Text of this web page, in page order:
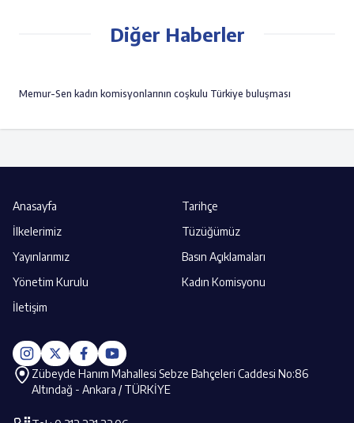
Diğer Haberler
Memur-Sen kadın komisyonlarının coşkulu Türkiye buluşması
Anasayfa
Tarihçe
İlkelerimiz
Tüzüğümüz
Yayınlarımız
Basın Açıklamaları
Yönetim Kurulu
Kadın Komisyonu
İletişim
Zübeyde Hanım Mahallesi Sebze Bahçeleri Caddesi No:86
Altındağ - Ankara / TÜRKİYE